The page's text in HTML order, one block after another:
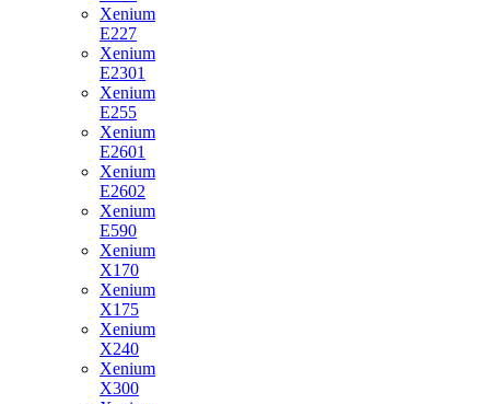
Xenium
E227
Xenium
E2301
Xenium
E255
Xenium
E2601
Xenium
E2602
Xenium
E590
Xenium
X170
Xenium
X175
Xenium
X240
Xenium
X300